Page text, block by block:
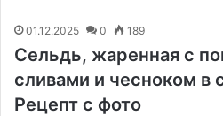
01.12.2025 0 189
Сельдь, жаренная с
сливами и чесноком в
Рецепт с фото